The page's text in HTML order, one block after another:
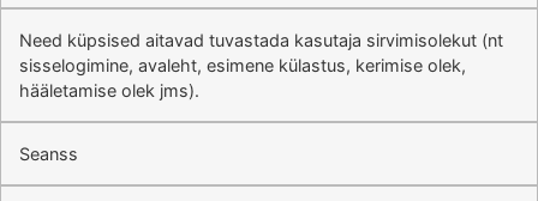
Need küpsised aitavad tuvastada kasutaja sirvimisolekut (nt
sisselogimine, avaleht, esimene külastus, kerimise olek,
hääletamise olek jms).
Seanss